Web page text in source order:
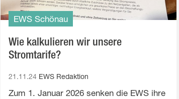
EWS Schönau
Wie kalkulieren wir unsere
Stromtarife?
21.11.24 EWS Redaktion
Zum 1. Januar 2026 senken die EWS ihre